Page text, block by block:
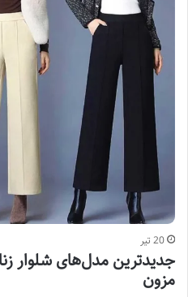
20 تیر
مزون